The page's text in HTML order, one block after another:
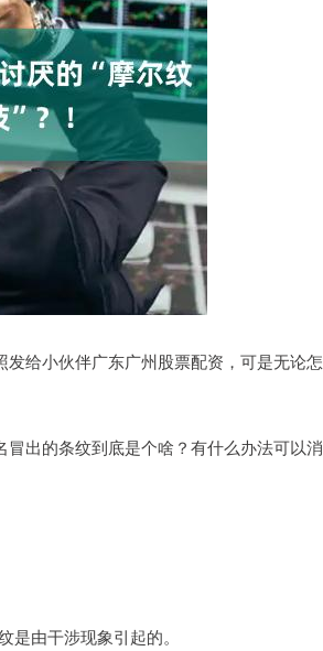
给小伙伴广东广州股票配资，可是无论怎
出的条纹到底是个啥？有什么办法可以消
是由干涉现象引起的。